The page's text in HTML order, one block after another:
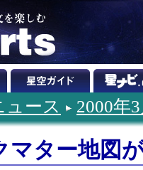
ュース 2000年
マター地図